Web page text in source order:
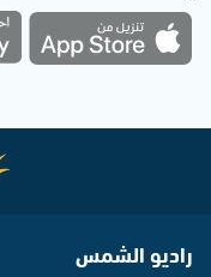
راديو الشمس